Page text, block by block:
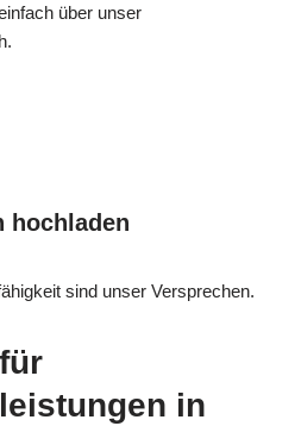
über unser
hochladen
sind unser Versprechen.
in